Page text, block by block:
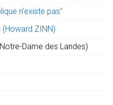
n'existe pas"
(Howard ZINN)
Dame des Landes)